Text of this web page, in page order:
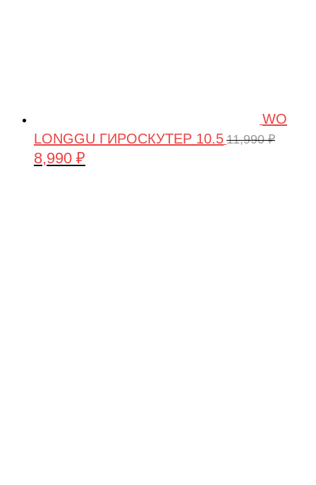
WO
LONGGU ГИРОСКУТЕР 10.5 11,990₽
Первоначальная
8,990 ₽